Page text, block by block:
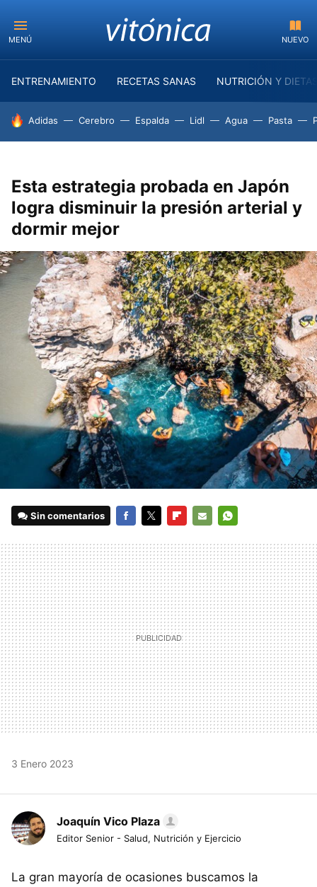
MENÚ NUEVO
ENTRENAMIENTO RECETAS SANAS NUTRICIÓN Y
HOY SE HABLA DE
Adidas Cerebro Espalda Lidl Agua Pasta
Esta estrategia probada en Japón
logra disminuir la presión arterial y
dormir mejor
Sin comentarios
MAIL
3 Enero 2023
Joaquín Vico Plaza
Editor Senior - Salud, Nutrición y Ejercicio
La gran mayoría de ocasiones buscamos la